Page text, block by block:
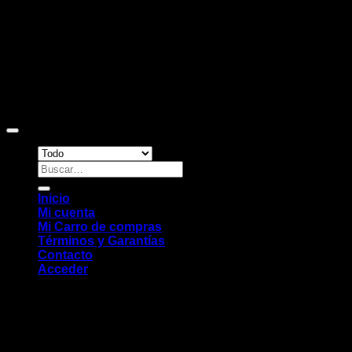
Buscar
por:
Inicio
Mi cuenta
Mi Carro de compras
Términos y Garantías
Contacto
Acceder